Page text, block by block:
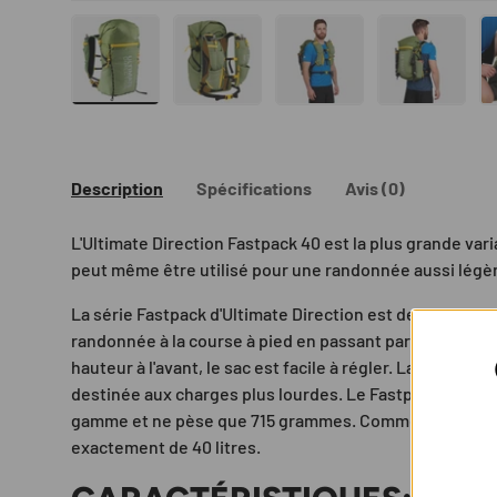
Description Spécifications Avis (0)
L'Ultimate Direction Fastpack 40 est la plus grande
peut même être utilisé pour une randonnée aussi
La série Fastpack d'Ultimate Direction est destinée à
randonnée à la course à pied en passant par le vélo.
hauteur à l'avant, le sac est facile à régler. La ceinture
destinée aux charges plus lourdes. Le Fastpack 40 est
gamme et ne pèse que 715 grammes. Comme son
exactement de 40 litres.